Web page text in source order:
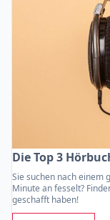
Die Top 3
Sie suchen nach einem
Minute an fesselt?
geschafft haben!